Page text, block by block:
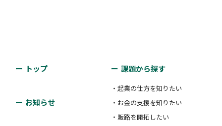
トップ
お知らせ
課題から探す
・起業の仕方を知りたい
・お金の支援を知りたい
・販路を開拓したい